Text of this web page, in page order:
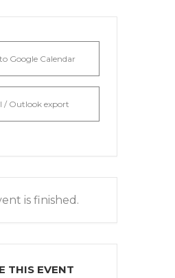
Google Calendar
/ Outlook export
is finished.
THIS EVENT